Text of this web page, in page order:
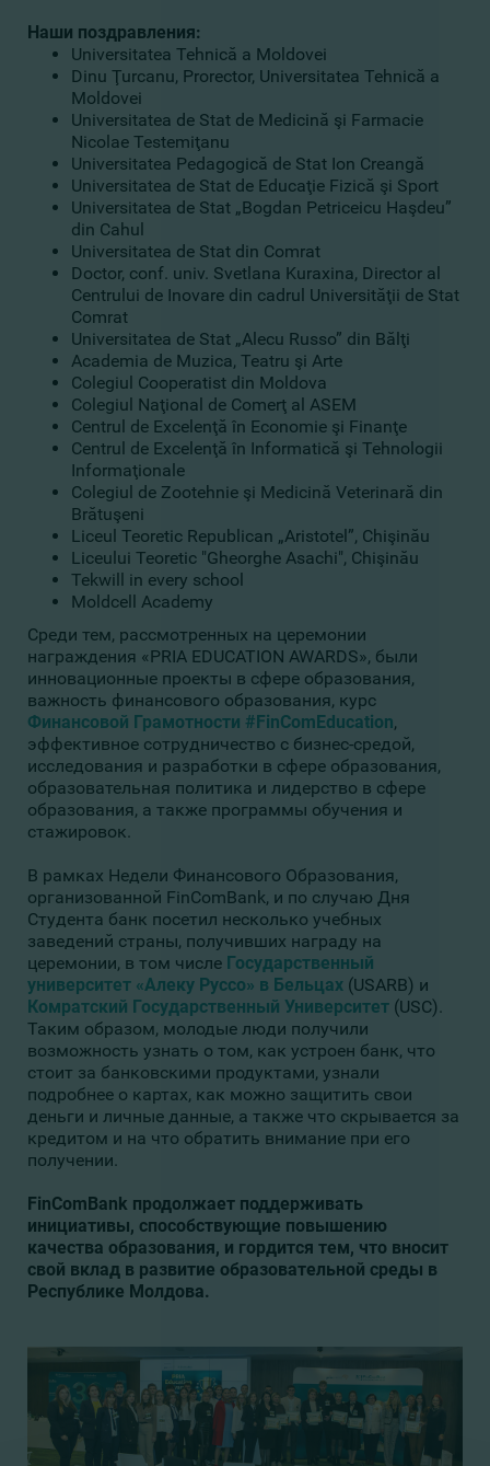
Наши поздравления:
Universitatea Tehnică a Moldovei
Dinu Ţurcanu, Prorector, Universitatea Tehnică a
Moldovei
Universitatea de Stat de Medicină şi Farmacie
Nicolae Testemiţanu
Universitatea Pedagogică de Stat Ion Creangă
Universitatea de Stat de Educaţie Fizică şi Sport
Universitatea de Stat „Bogdan Petriceicu Haşdeu”
din Cahul
Universitatea de Stat din Comrat
Doctor, conf. univ. Svetlana Kuraxina, Director al
Centrului de Inovare din cadrul Universităţii de Stat
Comrat
Universitatea de Stat „Alecu Russo” din Bălţi
Academia de Muzica, Teatru şi Arte
Colegiul Cooperatist din Moldova
Colegiul Naţional de Comerţ al ASEM
Centrul de Excelenţă în Economie şi Finanţe
Centrul de Excelenţă în Informatică şi Tehnologii
Informaţionale
Colegiul de Zootehnie şi Medicină Veterinară din
Brătuşeni
Liceul Teoretic Republican „Aristotel”, Chişinău
Liceului Teoretic "Gheorghe Asachi", Chişinău
Tekwill in every school
Moldcell Academy
Среди тем, рассмотренных на церемонии
награждения «PRIA EDUCATION AWARDS», были
инновационные проекты в сфере образования,
важность финансового образования, курс
Финансовой Грамотности #FinComEducation,
эффективное сотрудничество с бизнес-средой,
исследования и разработки в сфере образования,
образовательная политика и лидерство в сфере
образования, а также программы обучения и
стажировок.
В рамках Недели Финансового Образования,
организованной FinComBank, и по случаю Дня
Студента банк посетил несколько учебных
заведений страны, получивших награду на
церемонии, в том числе Государственный
университет «Алеку Руссо» в Бельцах (USARB) и
Комратский Государственный Университет (USC).
Таким образом, молодые люди получили
возможность узнать о том, как устроен банк, что
стоит за банковскими продуктами, узнали
подробнее о картах, как можно защитить свои
деньги и личные данные, а также что скрывается за
кредитом и на что обратить внимание при его
получении.
FinComBank продолжает поддерживать
инициативы, способствующие повышению
качества образования, и гордится тем, что вносит
свой вклад в развитие образовательной среды в
Республике Молдова.